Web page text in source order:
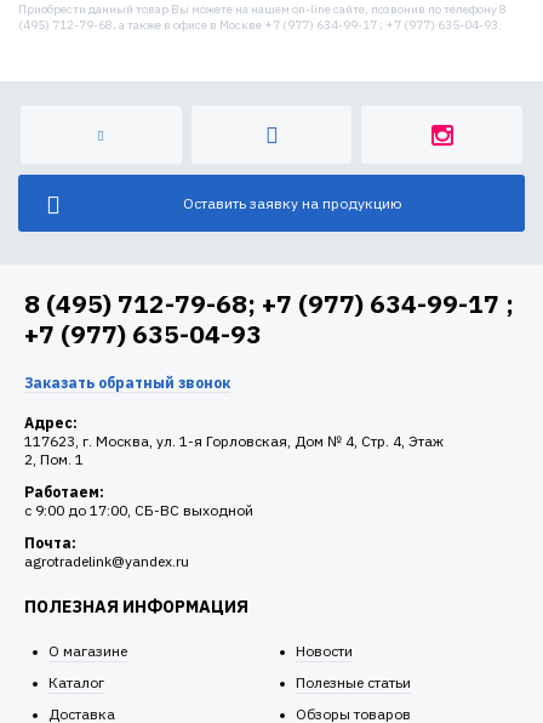
Приобрести данный товар Вы можете на нашем on-line сайте, позвонив по телефону 8
(495) 712-79-68, а также в офисе в Москве +7 (977) 634-99-17 ; +7 (977) 635-04-93.
Оставить заявку на продукцию
8 (495) 712-79-68; +7 (977) 634-99-17 ;
+7 (977) 635-04-93
Заказать обратный звонок
Адрес:
117623, г. Москва, ул. 1-я Горловская, Дом № 4, Стр. 4, Этаж
2, Пом. 1
Работаем:
c 9:00 до 17:00, СБ-ВС выходной
Почта:
agrotradelink@yandex.ru
ПОЛЕЗНАЯ ИНФОРМАЦИЯ
О магазине
Каталог
Доставка
Новости
Полезные статьи
Обзоры товаров